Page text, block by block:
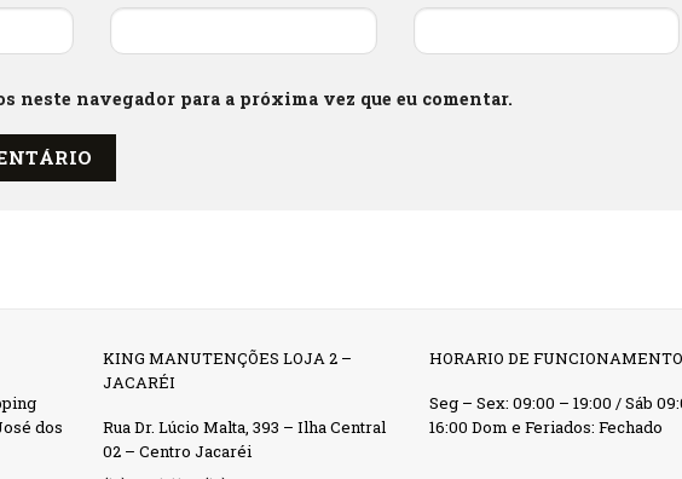
neste navegador para a próxima vez que eu comentar.
dos
KING MANUTENÇÕES LOJA 2 –
JACARÉI
Rua Dr. Lúcio Malta, 393 – Ilha Central
02 – Centro Jacaréi
HORARIO DE FUNCIONAMENTO
Seg – Sex: 09:00 – 19:00 / Sáb
16:00 Dom e Feriados: Fechado